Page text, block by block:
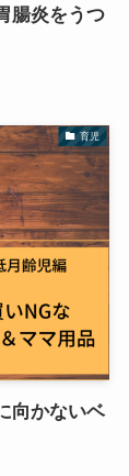
腸炎をうつ
育児
向かないベ